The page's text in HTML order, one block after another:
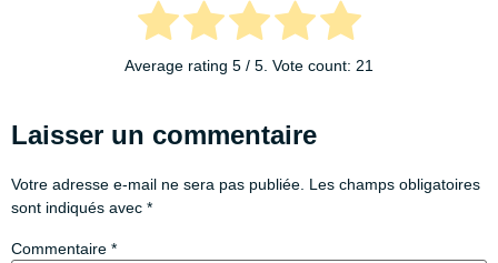
Average rating 5 / 5. Vote count: 21
Laisser un commentaire
Votre adresse e-mail ne sera pas publiée. Les champs obligatoires
sont indiqués avec *
Commentaire *